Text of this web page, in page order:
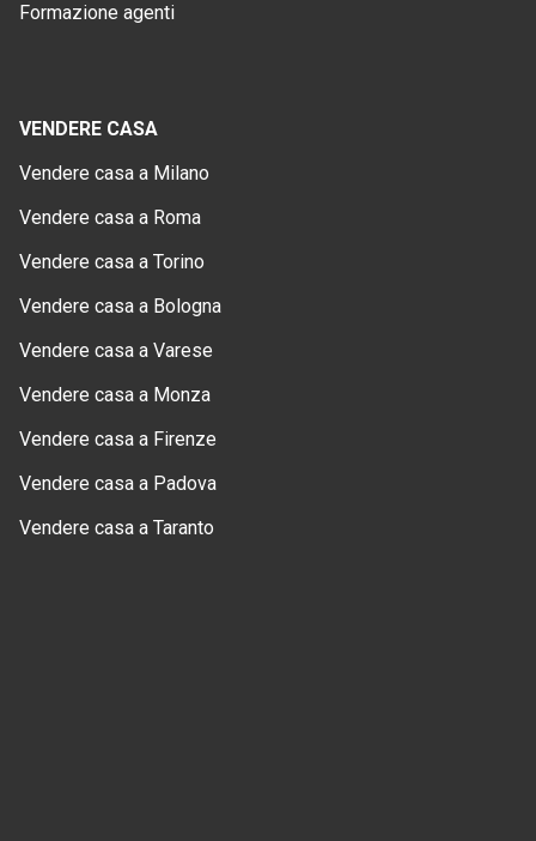
Formazione agenti
VENDERE CASA
Vendere casa a Milano
Vendere casa a Roma
Vendere casa a Torino
Vendere casa a Bologna
Vendere casa a Varese
Vendere casa a Monza
Vendere casa a Firenze
Vendere casa a Padova
Vendere casa a Taranto